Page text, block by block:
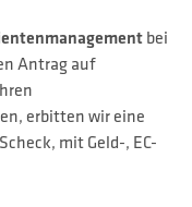
bei
Antrag auf
erbitten wir eine
mit Geld-, EC-